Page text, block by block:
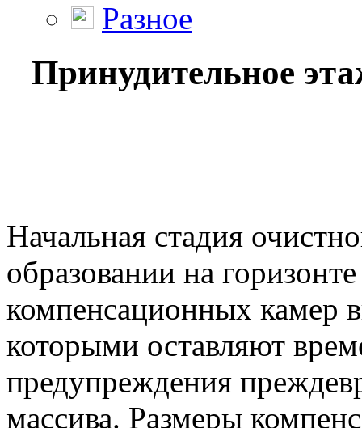
Разное
Принудительное
Начальная стадия
образовании на
компенсационных камер
которыми оставляют
предупреждения
массива. Размеры